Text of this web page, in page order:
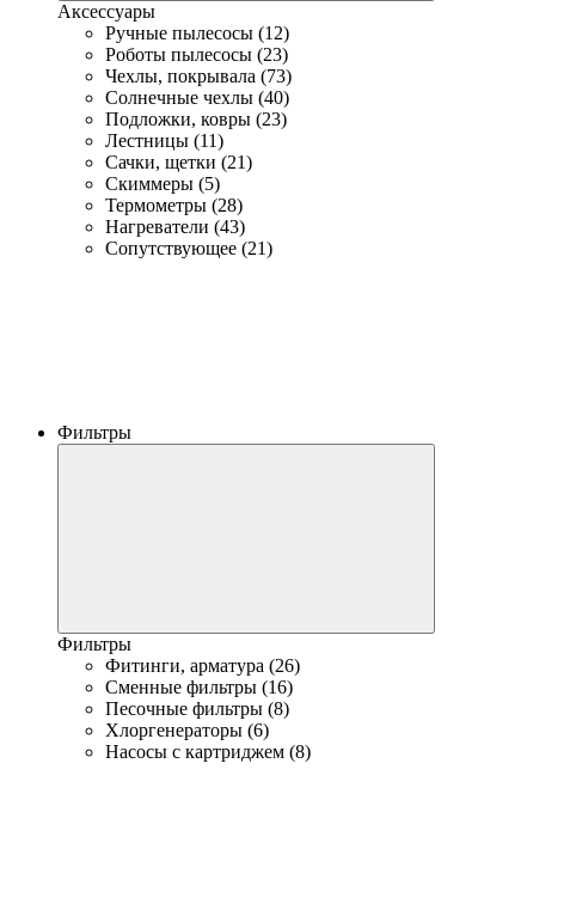
Аксессуары
Ручные пылесосы (12)
Роботы пылесосы (23)
Чехлы, покрывала (73)
Солнечные чехлы (40)
Подложки, ковры (23)
Лестницы (11)
Сачки, щетки (21)
Скиммеры (5)
Термометры (28)
Нагреватели (43)
Сопутствующее (21)
Фильтры
Фильтры
Фитинги, арматура (26)
Сменные фильтры (16)
Песочные фильтры (8)
Хлоргенераторы (6)
Насосы с картриджем (8)